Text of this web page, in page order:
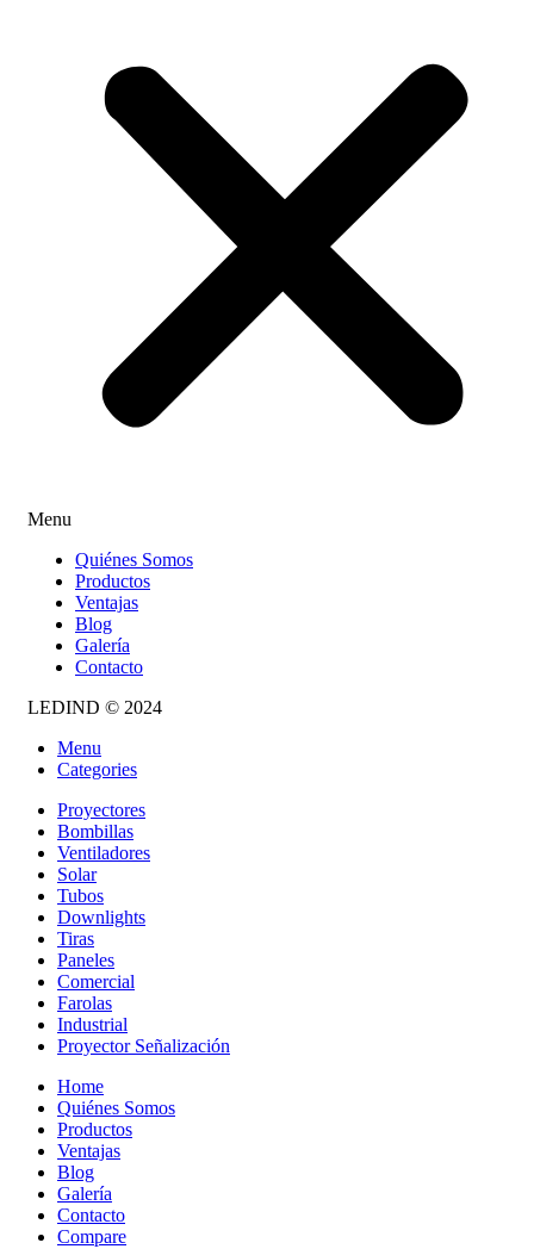
Menu
Quiénes Somos
Productos
Ventajas
Blog
Galería
Contacto
LEDIND © 2024
Menu
Categories
Proyectores
Bombillas
Ventiladores
Solar
Tubos
Downlights
Tiras
Paneles
Comercial
Farolas
Industrial
Proyector Señalización
Home
Quiénes Somos
Productos
Ventajas
Blog
Galería
Contacto
Compare